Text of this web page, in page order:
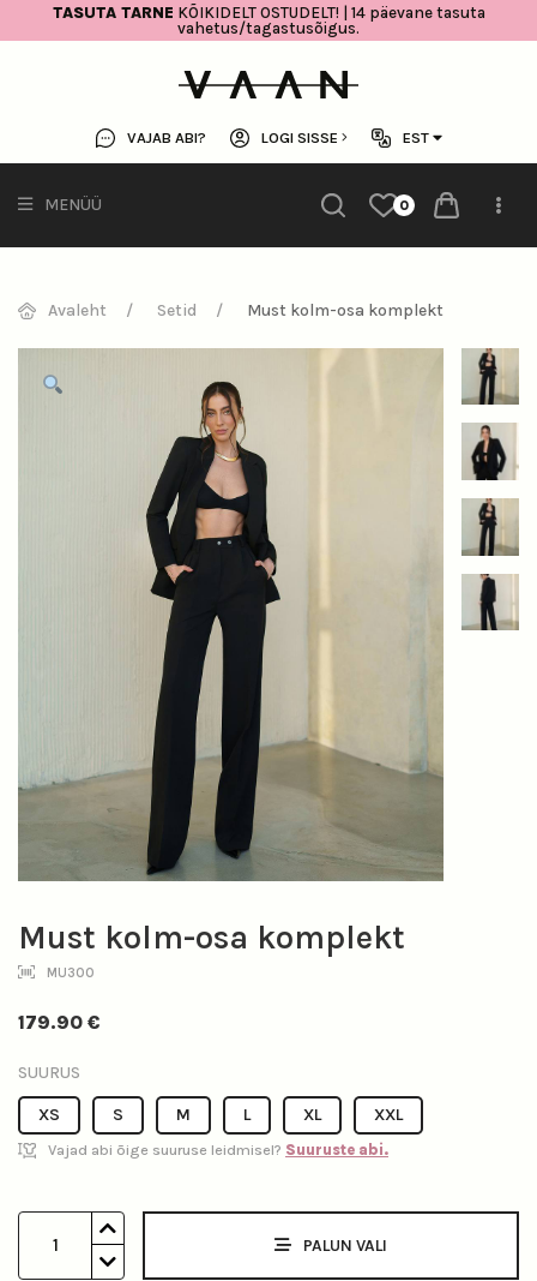
TASUTA TARNE KÕIKIDELT OSTUDELT! | 14 päevane tasuta
vahetus/tagastusõigus.
VAJAB ABI? LOGI SISSE EST
MENÜÜ 0
Avaleht Setid Must kolm-osa komplekt
Must kolm-osa komplekt
MU300
179.90 €
SUURUS
XS S M L XL XXL
Vajad abi õige suuruse leidmisel? Suuruste abi.
1 PALUN VALI